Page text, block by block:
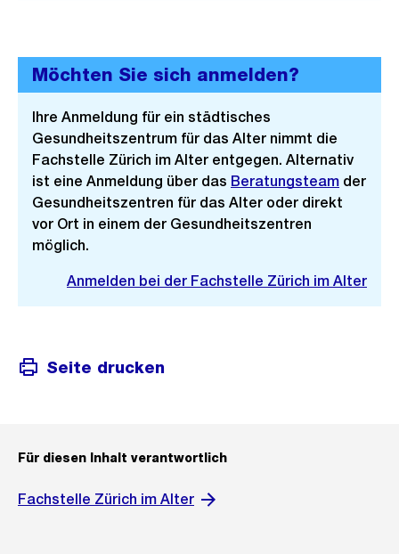
Möchten Sie sich anmelden?
Ihre Anmeldung für ein städtisches
Gesundheitszentrum für das Alter nimmt die
Fachstelle Zürich im Alter entgegen. Alternativ
ist eine Anmeldung über das Beratungsteam der
Gesundheitszentren für das Alter oder direkt
vor Ort in einem der Gesundheitszentren
möglich.
Anmelden bei der Fachstelle Zürich im Alter
Seite drucken
Für diesen Inhalt verantwortlich
Fachstelle Zürich im Alter